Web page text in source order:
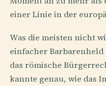
einer Linie in der
Was die meisten nicht
einfacher Barbarenheld
das römische
kannte genau, wie das